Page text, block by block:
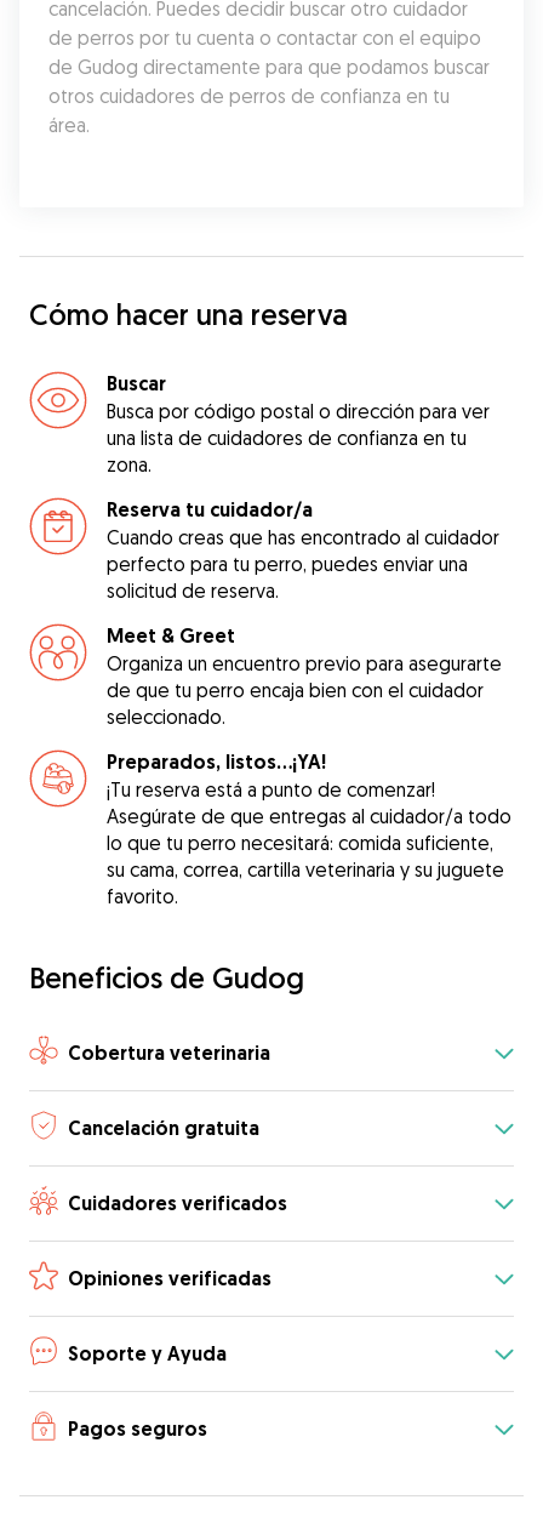
cancelación. Puedes decidir buscar otro cuidador
de perros por tu cuenta o contactar con el equipo
de Gudog directamente para que podamos buscar
otros cuidadores de perros de confianza en tu
área.
Cómo hacer una reserva
Buscar
Busca por código postal o dirección para ver
una lista de cuidadores de confianza en tu
zona.
Reserva tu cuidador/a
Cuando creas que has encontrado al cuidador
perfecto para tu perro, puedes enviar una
solicitud de reserva.
Meet & Greet
Organiza un encuentro previo para asegurarte
de que tu perro encaja bien con el cuidador
seleccionado.
Preparados, listos...¡YA!
¡Tu reserva está a punto de comenzar!
Asegúrate de que entregas al cuidador/a todo
lo que tu perro necesitará: comida suficiente,
su cama, correa, cartilla veterinaria y su juguete
favorito.
Beneficios de Gudog
Cobertura veterinaria
Cancelación gratuita
Cuidadores verificados
Opiniones verificadas
Soporte y Ayuda
Pagos seguros